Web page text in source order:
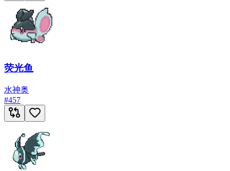
荧光鱼
水神奥
#457